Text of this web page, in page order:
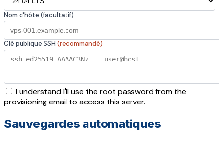
Nom d'hôte (facultatif)
Clé publique SSH (recommandé)
I understand I'll use the root password from the
provisioning email to access this server.
Sauvegardes automatiques